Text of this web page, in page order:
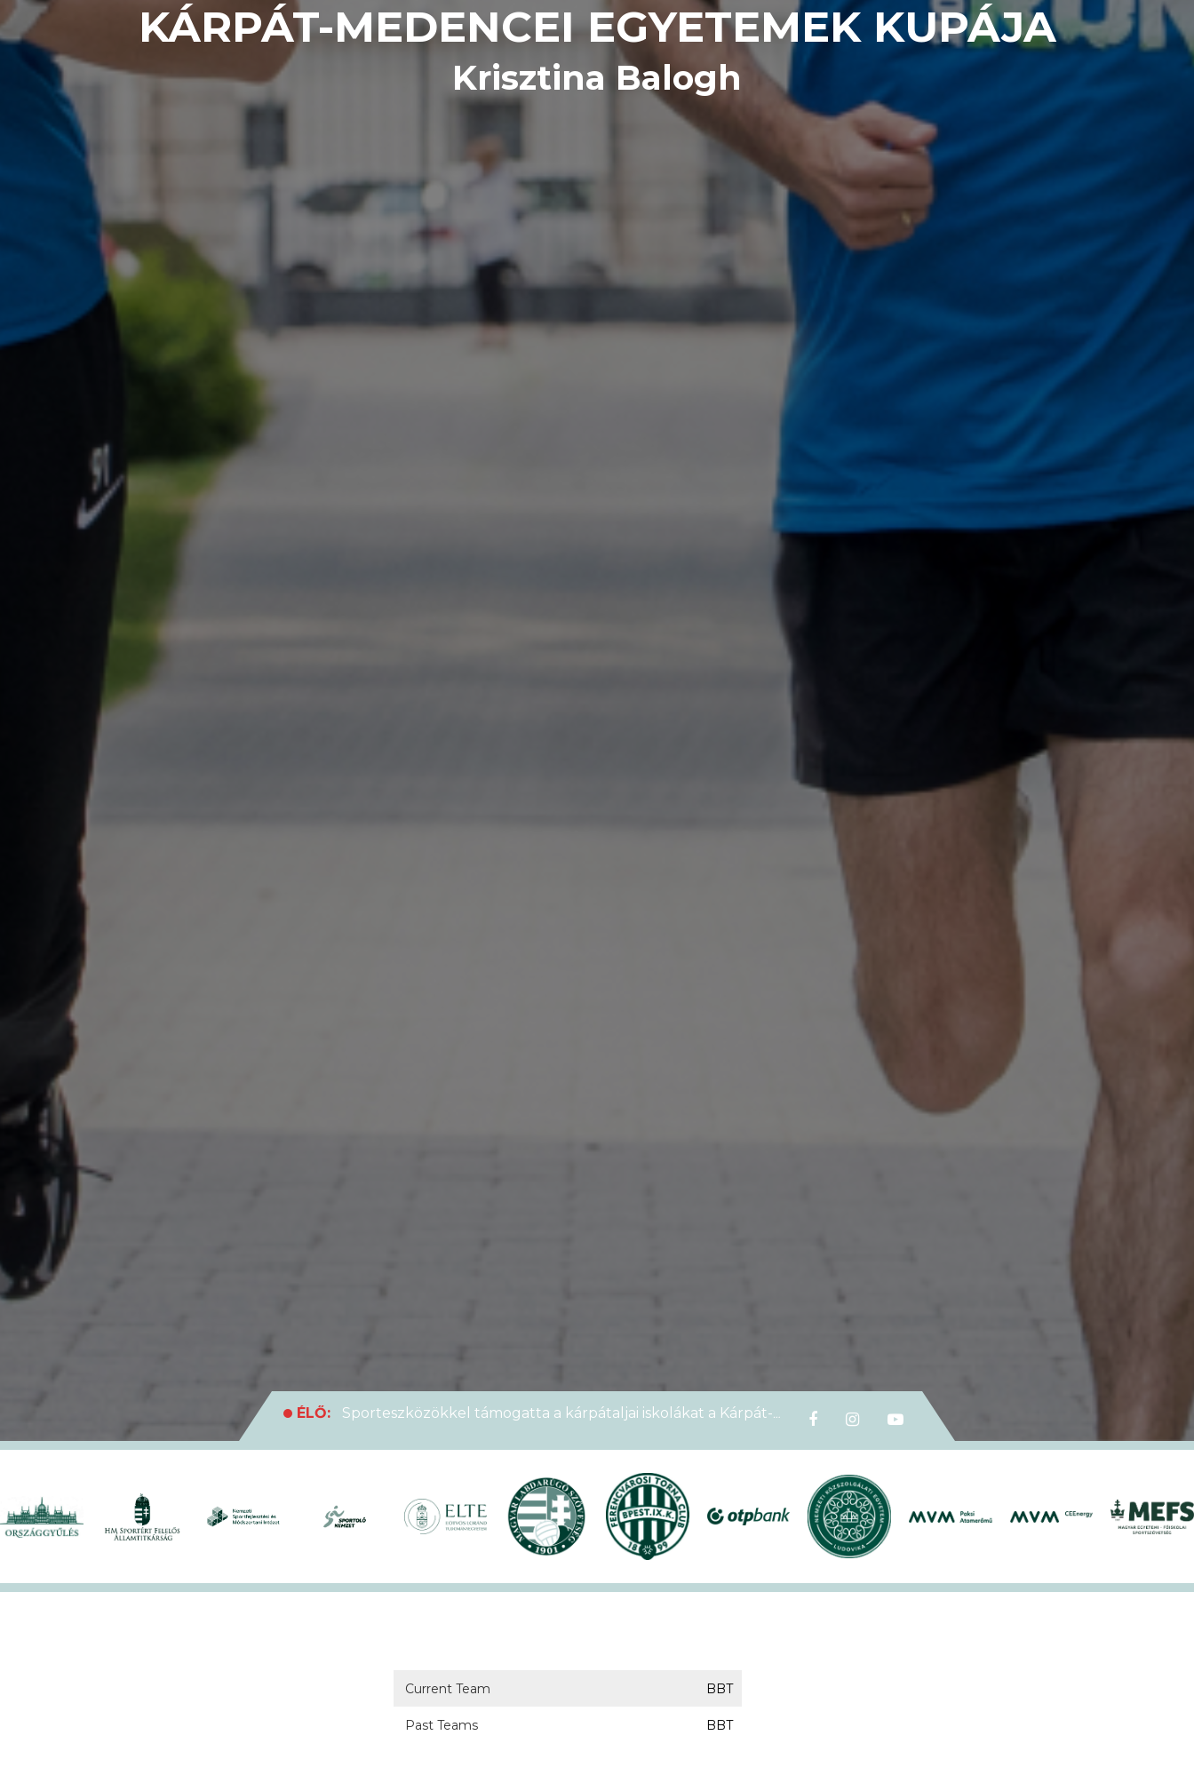
KÁRPÁT-MEDENCEI EGYETEMEK KUPÁJA
Krisztina Balogh
ÉLŐ:
Sporteszközökkel támogatta a kárpátaljai iskolákat a Kárpát-
ÉLŐ:
Rekordlétszámmal rendezték meg a VI. Ludovika15–KEK Run
Soha ennyien nem sportoltatok velünk – rekordokat döntött a
XVII. KEK!
ÉLŐ:
A hivatalos megnyitóval kezdetét vette a XVII. KEK!
Current Team BBT
Past Teams BBT